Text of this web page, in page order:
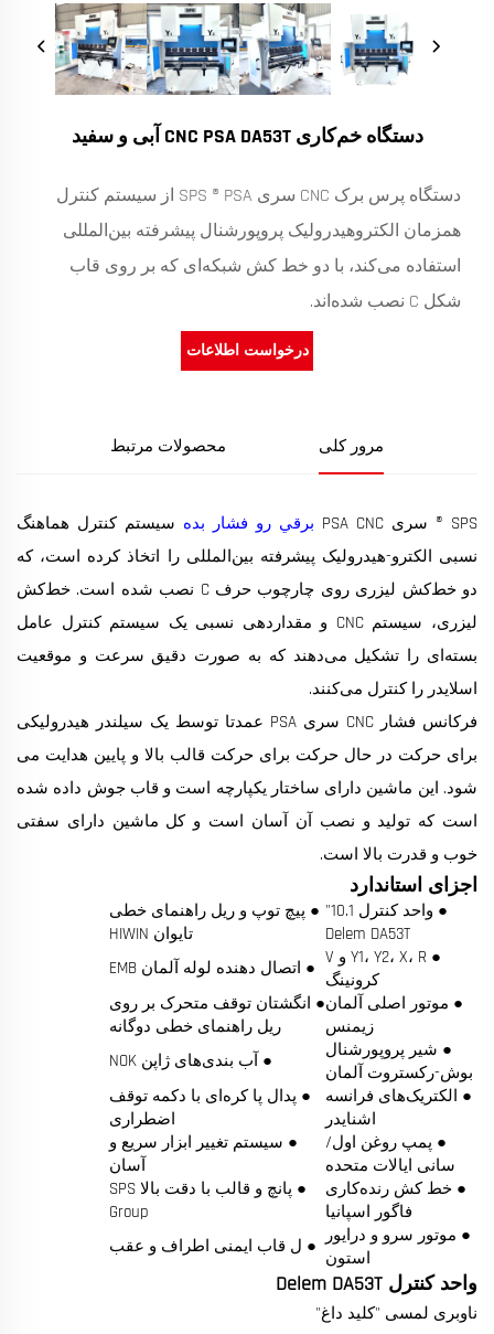
دستگاه خم‌کاری CNC PSA DA53T آبی و سفید
دستگاه پرس برک CNC سری SPS ® PSA از سیستم کنترل
همزمان الکتروهیدرولیک پروپورشنال پیشرفته بین‌المللی
استفاده می‌کند، با دو خط کش شبکه‌ای که بر روی قاب
شکل C نصب شده‌اند.
درخواست اطلاعات
مرور کلی محصولات مرتبط
SPS ® سری PSA CNC برقي رو فشار بده سیستم کنترل هماهنگ
نسبی الکترو-هیدرولیک پیشرفته بین‌المللی را اتخاذ کرده است، که
دو خط‌کش لیزری روی چارچوب حرف C نصب شده است. خط‌کش
لیزری، سیستم CNC و مقداردهی نسبی یک سیستم کنترل عامل
بسته‌ای را تشکیل می‌دهند که به صورت دقیق سرعت و موقعیت
اسلایدر را کنترل می‌کنند.
فرکانس فشار CNC سری PSA عمدتا توسط یک سیلندر هیدرولیکی
برای حرکت در حال حرکت برای حرکت قالب بالا و پایین هدایت می
شود. این ماشین دارای ساختار یکپارچه است و قاب جوش داده شده
است که تولید و نصب آن آسان است و کل ماشین دارای سفتی
خوب و قدرت بالا است.
اجزای استاندارد
● واحد کنترل 10.1"
Delem DA53T
● پیچ توپ و ریل راهنمای خطی
تایوان HIWIN
● Y1، Y2، X، R و V
کرونینگ
● اتصال دهنده لوله آلمان EMB
● موتور اصلی آلمان
زیمنس
● انگشتان توقف متحرک بر روی
ریل راهنمای خطی دوگانه
● شیر پروپورشنال
بوش-رکستروت آلمان
● آب بندی‌های ژاپن NOK
● الکتریک‌های فرانسه
اشنایدر
● پدال پا کره‌ای با دکمه توقف
اضطراری
● پمپ روغن اول/
سانی ایالات متحده
● سیستم تغییر ابزار سریع و
آسان
● خط کش رنده‌کاری
فاگور اسپانیا
● پانچ و قالب با دقت بالا SPS
Group
● موتور سرو و درایور
استون
● ل قاب ایمنی اطراف و عقب
واحد کنترل Delem DA53T
ناوبری لمسی "کلید داغ"